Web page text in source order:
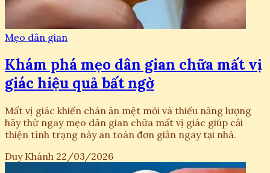
Mẹo dân gian
Khám phá mẹo dân gian chữa mất vị
giác hiệu quả bất ngờ
Mất vị giác khiến chán ăn mệt mỏi và thiếu năng lượng
hãy thử ngay mẹo dân gian chữa mất vị giác giúp cải
thiện tình trạng này an toàn đơn giản ngay tại nhà.
Duy Khánh 22/03/2026